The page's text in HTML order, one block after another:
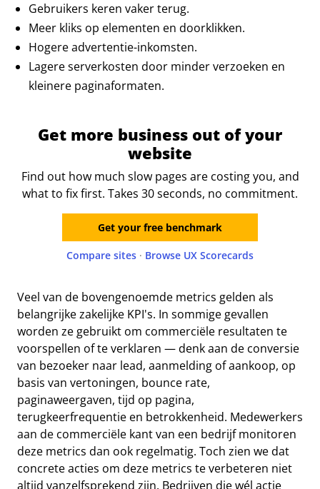
Gebruikers keren vaker terug.
Meer kliks op elementen en doorklikken.
Hogere advertentie-inkomsten.
Lagere serverkosten door minder verzoeken en
kleinere paginaformaten.
Get more business out of your
website
Find out how much slow pages are costing you, and
what to fix first. Takes 30 seconds, no commitment.
Get your free benchmark
Compare sites · Browse UX Scorecards
Veel van de bovengenoemde metrics gelden als
belangrijke zakelijke KPI's. In sommige gevallen
worden ze gebruikt om commerciële resultaten te
voorspellen of te verklaren — denk aan de conversie
van bezoeker naar lead, aanmelding of aankoop, op
basis van vertoningen, bounce rate,
paginaweergaven, tijd op pagina,
terugkeerfrequentie en betrokkenheid. Medewerkers
aan de commerciële kant van een bedrijf monitoren
deze metrics dan ook regelmatig. Toch zien we dat
concrete acties om deze metrics te verbeteren niet
altijd vanzelfsprekend zijn. Bedrijven die wél actie